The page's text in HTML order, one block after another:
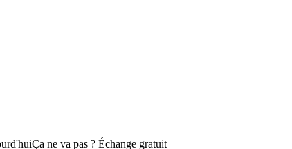
Ça ne va pas ? Échange gratuit